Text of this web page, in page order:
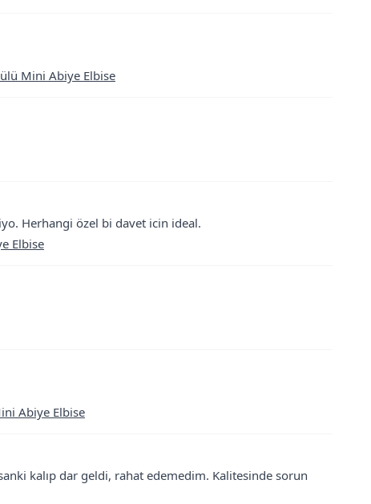
Mini Abiye Elbise
Herhangi özel bi davet icin ideal.
Elbise
Abiye Elbise
kalıp dar geldi, rahat edemedim. Kalitesinde sorun